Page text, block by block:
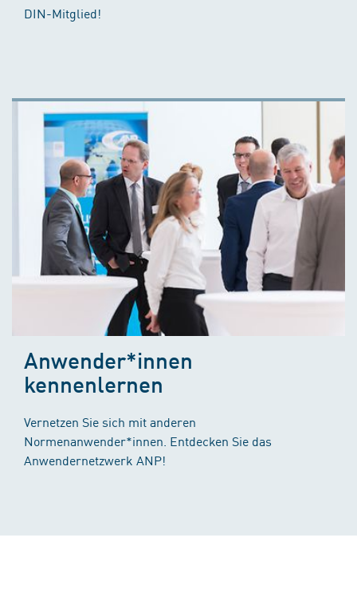
DIN-Mitglied!
Anwender*innen
kennenlernen
Vernetzen Sie sich mit anderen
Normenanwender*innen. Entdecken Sie das
Anwendernetzwerk ANP!